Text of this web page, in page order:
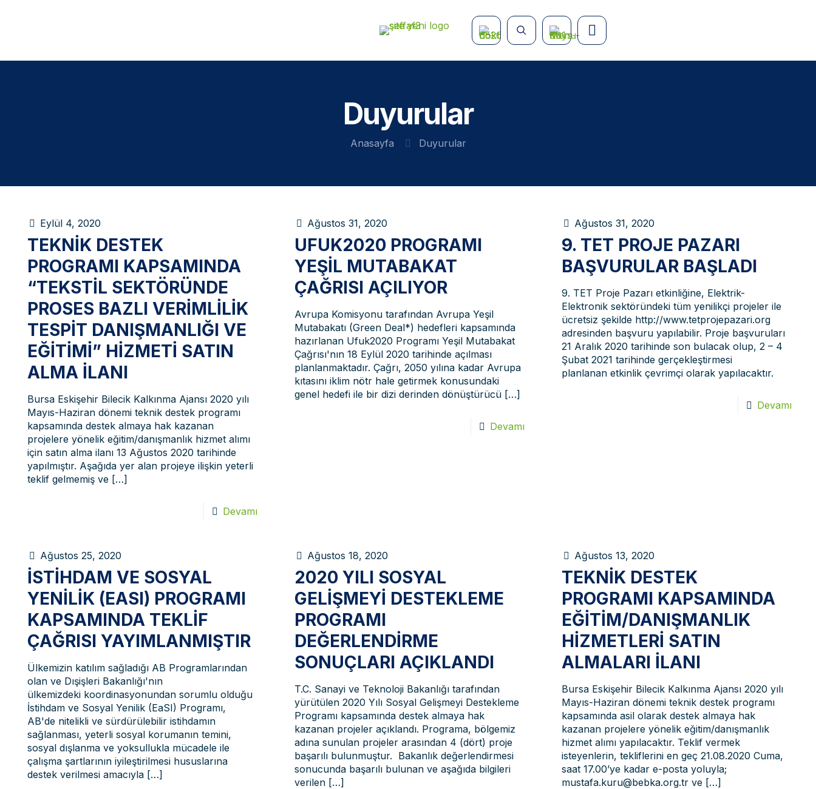
Duyurular
Anasayfa Duyurular
Eylül 4, 2020
TEKNIK DESTEK
PROGRAMI KAPSAMINDA
“TEKSTIL SEKTÖRÜNDE
PROSES BAZLI VERIMLILIK
TESPIT DANIŞMANLIĞI VE
EĞITIMI” HIZMETI SATIN
ALMA İLANI
Bursa Eskişehir Bilecik Kalkınma Ajansı 2020 yılı
Mayıs-Haziran dönemi teknik destek programı
kapsamında destek almaya hak kazanan
projelere yönelik eğitim/danışmanlık hizmet alımı
için satın alma ilanı 13 Ağustos 2020 tarihinde
yapılmıştır. Aşağıda yer alan projeye ilişkin yeterli
teklif gelmemiş ve […]
Devamı
Ağustos 31, 2020
UFUK2020 PROGRAMI
YEŞIL MUTABAKAT
ÇAĞRISI AÇILIYOR
Avrupa Komisyonu tarafından Avrupa Yeşil
Mutabakatı (Green Deal*) hedefleri kapsamında
hazırlanan Ufuk2020 Programı Yeşil Mutabakat
Çağrısı'nın 18 Eylül 2020 tarihinde açılması
planlanmaktadır. Çağrı, 2050 yılına kadar Avrupa
kıtasını iklim nötr hale getirmek konusundaki
genel hedefi ile bir dizi derinden dönüştürücü […]
Devamı
Ağustos 31, 2020
9. TET PROJE PAZARI
BAŞVURULAR BAŞLADI
9. TET Proje Pazarı etkinliğine, Elektrik-
Elektronik sektöründeki tüm yenilikçi projeler ile
ücretsiz şekilde http://www.tetprojepazari.org
adresinden başvuru yapılabilir. Proje başvuruları
21 Aralık 2020 tarihinde son bulacak olup, 2 – 4
Şubat 2021 tarihinde gerçekleştirmesi
planlanan etkinlik çevrimçi olarak yapılacaktır.
Devamı
Ağustos 25, 2020
İSTIHDAM VE SOSYAL
YENILIK (EASI) PROGRAMI
KAPSAMINDA TEKLIF
ÇAĞRISI YAYIMLANMIŞTIR
Ülkemizin katılım sağladığı AB Programlarından
olan ve Dışişleri Bakanlığı'nın
ülkemizdeki koordinasyonundan sorumlu olduğu
İstihdam ve Sosyal Yenilik (EaSI) Programı,
AB'de nitelikli ve sürdürülebilir istihdamın
sağlanması, yeterli sosyal korumanın temini,
sosyal dışlanma ve yoksullukla mücadele ile
çalışma şartlarının iyileştirilmesi hususlarına
destek verilmesi amacıyla […]
Ağustos 18, 2020
2020 YILI SOSYAL
GELIŞMEYI DESTEKLEME
PROGRAMI
DEĞERLENDIRME
SONUÇLARI AÇIKLANDI
T.C. Sanayi ve Teknoloji Bakanlığı tarafından
yürütülen 2020 Yılı Sosyal Gelişmeyi Destekleme
Programı kapsamında destek almaya hak
kazanan projeler açıklandı. Programa, bölgemiz
adına sunulan projeler arasından 4 (dört) proje
başarılı bulunmuştur. Bakanlık değerlendirmesi
sonucunda başarılı bulunan ve aşağıda bilgileri
verilen […]
Ağustos 13, 2020
TEKNIK DESTEK
PROGRAMI KAPSAMINDA
EĞITIM/DANIŞMANLIK
HIZMETLERI SATIN
ALMALARI İLANI
Bursa Eskişehir Bilecik Kalkınma Ajansı 2020 yılı
Mayıs-Haziran dönemi teknik destek programı
kapsamında asil olarak destek almaya hak
kazanan projelere yönelik eğitim/danışmanlık
hizmet alımı yapılacaktır. Teklif vermek
isteyenlerin, tekliflerini en geç 21.08.2020 Cuma,
saat 17.00’ye kadar e-posta yoluyla;
mustafa.kuru@bebka.org.tr ve […]